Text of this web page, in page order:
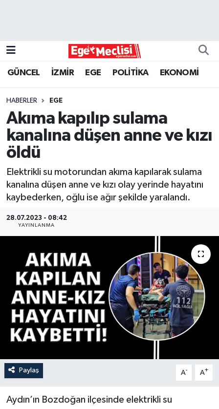
GÜNCEL İZMİR EGE POLİTİKA EKONOMİ
HABERLER EGE
Akıma kapılıp sulama
kanalına düşen anne ve kızı
öldü
Elektrikli su motorundan akıma kapılarak sulama
kanalına düşen anne ve kızı olay yerinde hayatını
kaybederken, oğlu ise ağır şekilde yaralandı.
28.07.2023 - 08:42
YAYINLANMA
Paylaş A- A+
Aydın’ın Bozdoğan ilçesinde elektrikli su
GÜNCEL
ÖZEL HABER
Programlar
YAŞAM